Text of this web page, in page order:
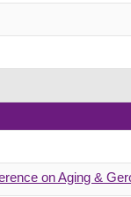
on Aging &